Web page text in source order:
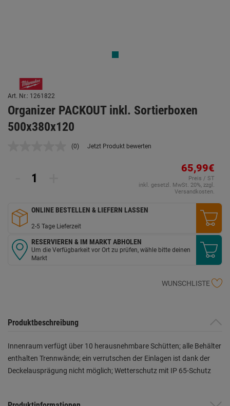
Art. Nr.: 1261822
Organizer PACKOUT inkl. Sortierboxen
500x380x120
Kein
(0) Jetzt Produkt bewerten
65,99€
Preis / ST
inkl. gesetzl. MwSt. 20%, zzgl.
Versandkosten.
ONLINE BESTELLEN & LIEFERN LASSEN
2-5 Tage Lieferzeit
RESERVIEREN & IM MARKT ABHOLEN
Um die Verfügbarkeit vor Ort zu prüfen, wähle bitte deinen
Markt
WUNSCHLISTE
Produktbeschreibung
Innenraum verfügt über 10 herausnehmbare Schütten; alle Behälter
enthalten Trennwände; ein verrutschen der Einlagen ist dank der
Deckelausprägung nicht möglich; Wetterschutz mit IP 65-Schutz